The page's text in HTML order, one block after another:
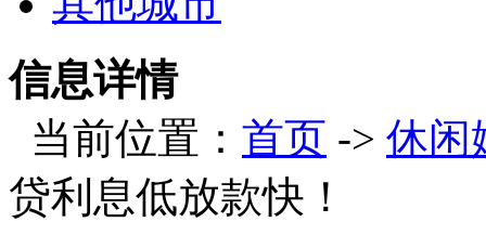
信息详情
当前位置： 首页 -> 休闲
贷利息低放款快！